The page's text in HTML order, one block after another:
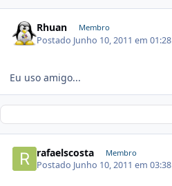
Rhuan Membro
Postado Junho 10, 2011 em 01:28
Eu uso amigo...
rafaelscosta Membro
Postado Junho 10, 2011 em 03:38